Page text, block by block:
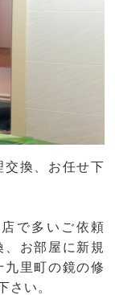
交換、お任せ下
で多いご依頼
お部屋に新規
九里町の鏡の修
さい。